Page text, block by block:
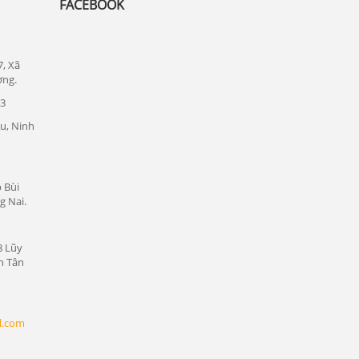
Lắp đặt camera quan sát tại quận 1
Xã
Ninh
Bùi
Nai.
Lũy
Tân
FACEBOOK